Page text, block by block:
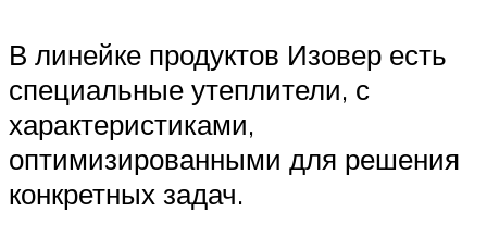
В линейке продуктов Изовер есть
специальные утеплители, с
характеристиками,
оптимизированными для решения
конкретных задач.